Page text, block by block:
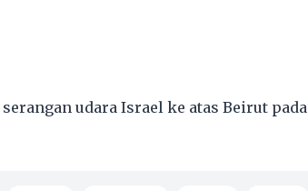
udara Israel ke atas Beirut pada